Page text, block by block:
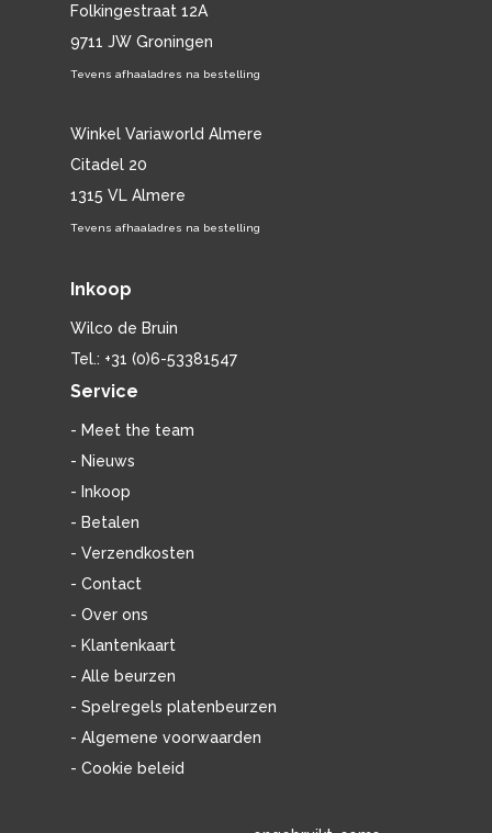
Folkingestraat 12A
9711 JW Groningen
Tevens afhaaladres na bestelling
Winkel Variaworld Almere
Citadel 20
1315 VL Almere
Tevens afhaaladres na bestelling
Inkoop
Wilco de Bruin
Tel.: +31 (0)6-53381547
Service
- Meet the team
- Nieuws
- Inkoop
- Betalen
- Verzendkosten
- Contact
- Over ons
- Klantenkaart
- Alle beurzen
- Spelregels platenbeurzen
- Algemene voorwaarden
- Cookie beleid